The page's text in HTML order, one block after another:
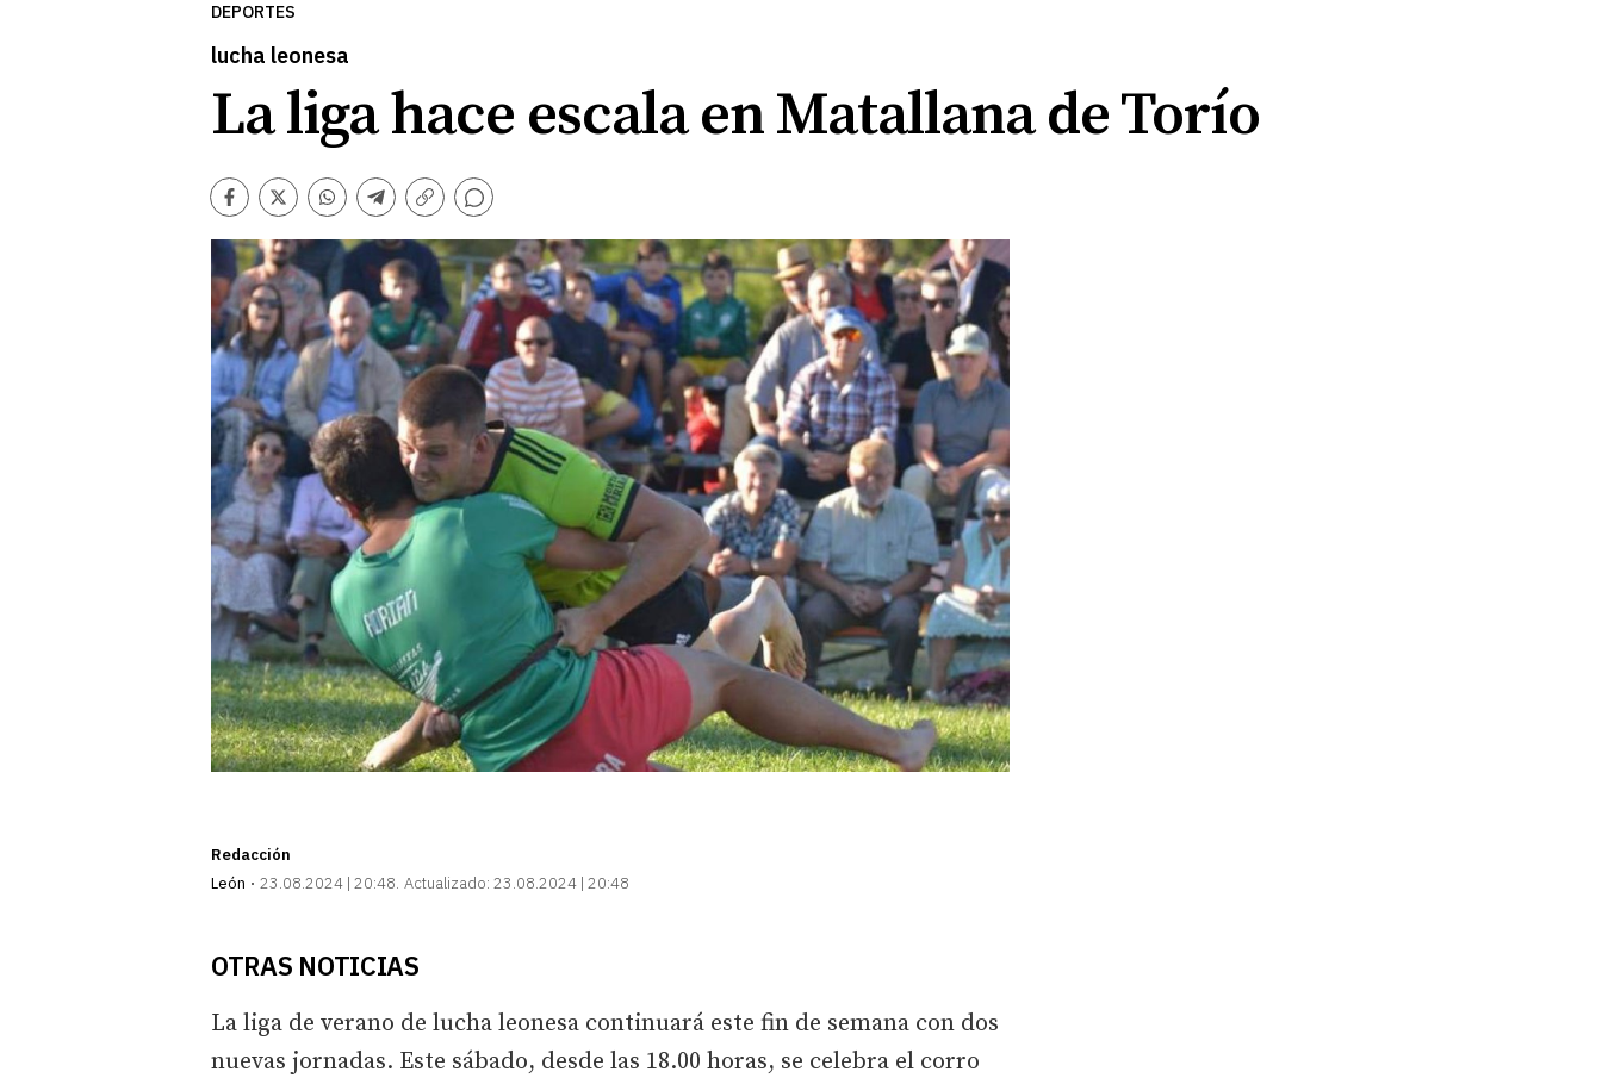
DEPORTES
lucha leonesa
La liga hace escala en Matallana de Torío
Facebook
TwitterWhatsapp
Telegram
Copiar
enlace
Comentarios
Redacción
León
23.08.2024 | 20:48 Actualizado: 23.08.2024 | 20:48
OTRAS NOTICIAS
La liga de verano de lucha leonesa continuará este fin de semana con dos
nuevas jornadas. Este sábado, desde las 18.00 horas, se celebra el corro